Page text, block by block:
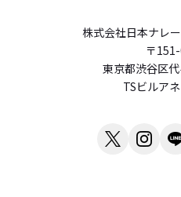
株式会社日本ナレ
〒
東京都渋谷区
TSビルア